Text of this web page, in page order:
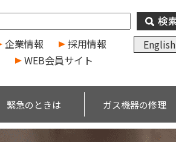
企業情報 採用情報
English
WEB会員サイト
緊急のときは ガス機器の修理